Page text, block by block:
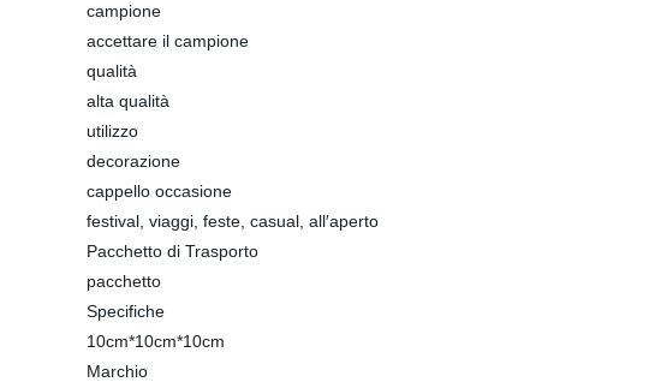
campione
accettare il campione
qualità
alta qualità
utilizzo
decorazione
cappello occasione
festival, viaggi, feste, casual, all′aperto
Pacchetto di Trasporto
pacchetto
Specifiche
10cm*10cm*10cm
Marchio